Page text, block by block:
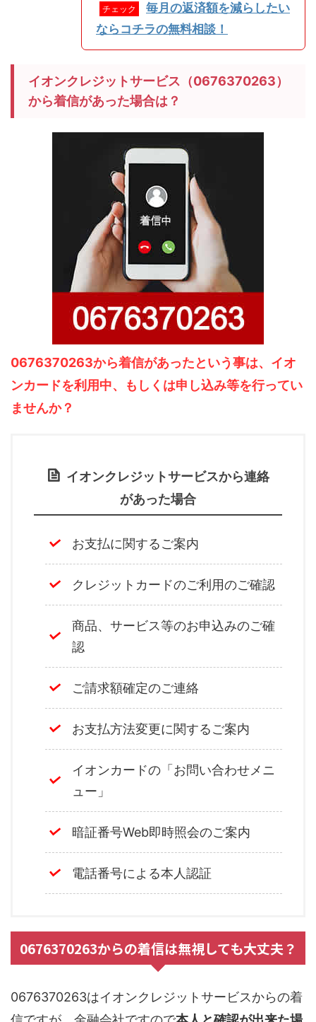
チェック
毎月の返済額を減らしたい
ならコチラの無料相談！
イオンクレジットサービス（0676370263）
から着信があった場合は？
0676370263から着信があったという事は、イオ
ンカードを利用中、もしくは申し込み等を行ってい
ませんか？
イオンクレジットサービスから連絡
があった場合
お支払に関するご案内
クレジットカードのご利用のご確認
商品、サービス等のお申込みのご確
認
ご請求額確定のご連絡
お支払方法変更に関するご案内
イオンカードの「お問い合わせメニ
ュー」
暗証番号Web即時照会のご案内
電話番号による本人認証
0676370263からの着信は無視しても大丈夫？
0676370263はイオンクレジットサービスからの着